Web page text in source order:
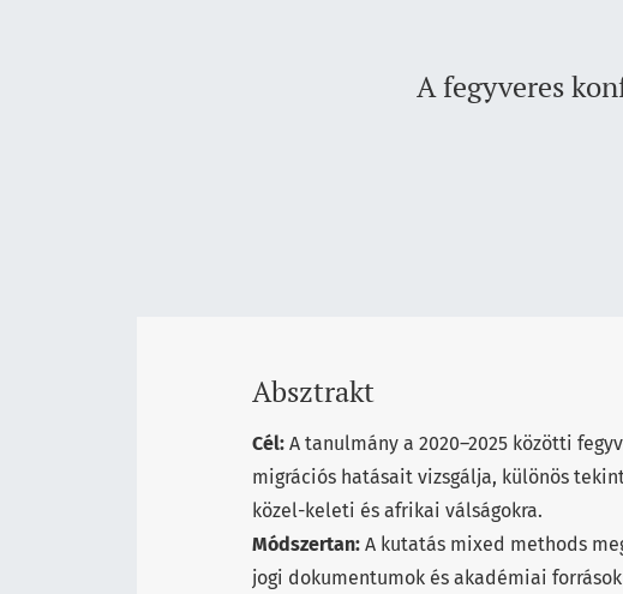
A fegyveres
Absztrakt
Cél: A tanulmány a 2020–2025 közötti
migrációs hatásait vizsgálja, különös
közel-keleti és afrikai válságokra.
Módszertan: A kutatás mixed methods
jogi dokumentumok és akadémiai